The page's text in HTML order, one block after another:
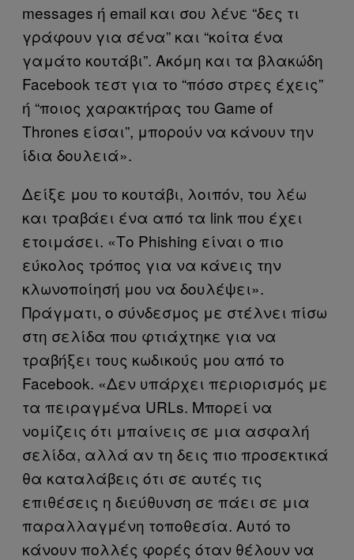
messages ή email και σου λένε “δες τι
γράφουν για σένα” και “κοίτα ένα
γαμάτο κουτάβι”. Ακόμη και τα βλακώδη
Facebook τεστ για το “πόσο στρες έχεις”
ή “ποιος χαρακτήρας του Game of
Thrones είσαι”, μπορούν να κάνουν την
ίδια δουλειά».
Δείξε μου το κουτάβι, λοιπόν, του λέω
και τραβάει ένα από τα link που έχει
ετοιμάσει. «Το Phishing είναι ο πιο
εύκολος τρόπος για να κάνεις την
κλωνοποίησή μου να δουλέψει».
Πράγματι, ο σύνδεσμος με στέλνει πίσω
στη σελίδα που φτιάχτηκε για να
τραβήξει τους κωδικούς μου από το
Facebook. «Δεν υπάρχει περιορισμός με
τα πειραγμένα URLs. Μπορεί να
νομίζεις ότι μπαίνεις σε μια ασφαλή
σελίδα, αλλά αν τη δεις πιο προσεκτικά
θα καταλάβεις ότι σε αυτές τις
επιθέσεις η διεύθυνση σε πάει σε μια
παραλλαγμένη τοποθεσία. Αυτό το
κάνουν πολλές φορές όταν θέλουν να